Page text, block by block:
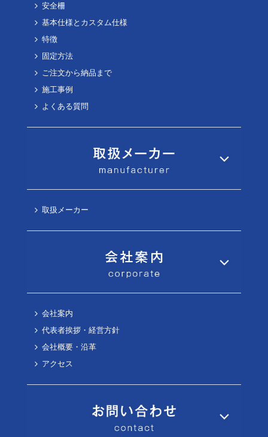
安全柵
基本仕様とカスタム仕様
特徴
固定方法
ご注文から納品まで
施工事例
よくある質問
取扱メーカー
会社案内
代表者挨拶・経営方針
会社概要・沿革
アクセス